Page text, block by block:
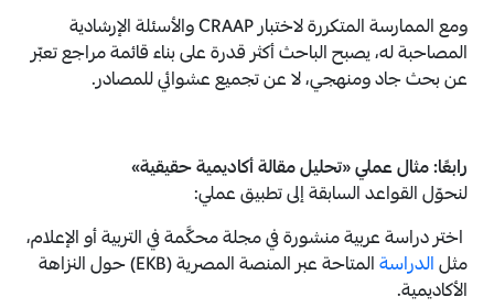
ومع الممارسة المتكررة لاختبار CRAAP والأسئلة الإرشادية
المصاحبة له، يصبح الباحث أكثر قدرة على بناء قائمة مراجع تعبّر
عن بحث جاد ومنهجي، لا عن تجميع عشوائي للمصادر.
رابعًا: مثال عملي «تحليل مقالة أكاديمية حقيقية»
لنحوّل القواعد السابقة إلى تطبيق عملي:
اختر دراسة عربية منشورة في مجلة محكَّمة في التربية أو الإعلام،
مثلالدراسة
المتاحة عبر المنصة المصرية (EKB) حول النزاهة
الأكاديمية.